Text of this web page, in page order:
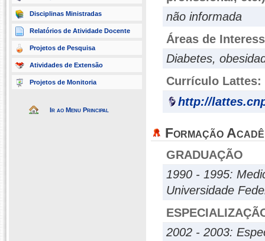
Disciplinas Ministradas
Relatórios de Atividade Docente
Projetos de Pesquisa
Atividades de Extensão
Projetos de Monitoria
Ir ao Menu Principal
não informada
Áreas de
Diabetes,
Currículo Lattes:
http://
Formação
GRADUAÇÃO
1990 - 1995:
Universidade
2002 - 2003: